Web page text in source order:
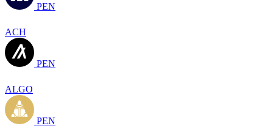
PEN
ACH
PEN
ALGO
PEN